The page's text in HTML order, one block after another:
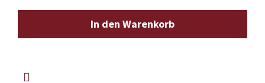
In den Warenkorb